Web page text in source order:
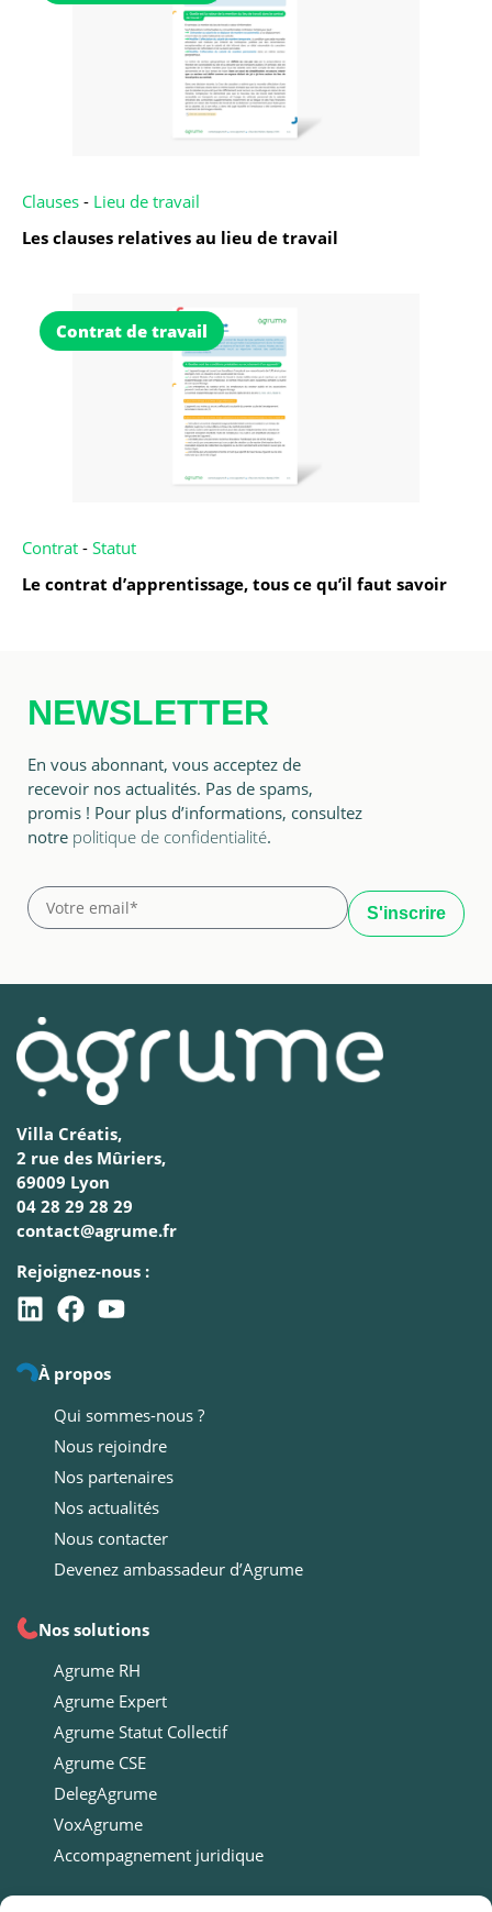
Clauses - Lieu de travail
Les clauses relatives au lieu de travail
Contrat de travail
Contrat - Statut
Le contrat d’apprentissage, tous ce qu’il faut savoir
NEWSLETTER
En vous abonnant, vous acceptez de
recevoir nos actualités. Pas de spams,
promis ! Pour plus d’informations, consultez
notre politique de confidentialité.
Villa Créatis,
2 rue des Mûriers,
69009 Lyon
04 28 29 28 29
contact@agrume.fr
Rejoignez-nous :
À propos
Qui sommes-nous ?
Nous rejoindre
Nos partenaires
Nos actualités
Nous contacter
Devenez ambassadeur d’Agrume
Nos solutions
Agrume RH
Agrume Expert
Agrume Statut Collectif
Agrume CSE
DelegAgrume
VoxAgrume
Accompagnement juridique